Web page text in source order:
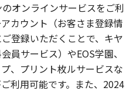
のオンラインサービスをご利
カウント（お客さま登録情
登録いただくことで、キヤ
員サービス）やEOS学園、
、プリント枚ルサービスな
利用可能です。また、2024